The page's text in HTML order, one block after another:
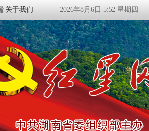
关于我们 2026年8月6日 5:52 星期四